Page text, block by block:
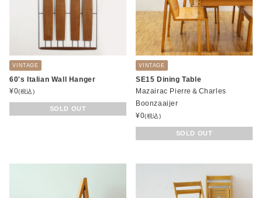
VINTAGE
60's Italian Wall Hanger
¥0(税込)
SOLD OUT
VINTAGE
SE15 Dining Table
Mazairac Pierre＆Charles
Boonzaaijer
¥0(税込)
SOLD OUT